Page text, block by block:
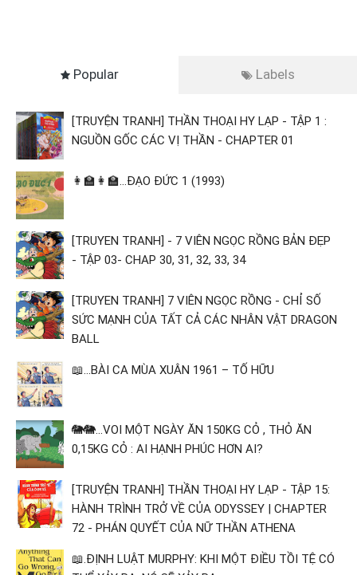
Popular Labels
[TRUYỆN TRANH] THẦN THOẠI HY LẠP - TẬP 1 :
NGUỒN GỐC CÁC VỊ THẦN - CHAPTER 01
👩‍🏫👩‍🏫...ĐẠO ĐỨC 1 (1993)
[TRUYEN TRANH] - 7 VIÊN NGỌC RỒNG BẢN ĐẸP
- TẬP 03- CHAP 30, 31, 32, 33, 34
[TRUYEN TRANH] 7 VIÊN NGỌC RỒNG - CHỈ SỐ
SỨC MẠNH CỦA TẤT CẢ CÁC NHÂN VẬT DRAGON
BALL
📖...BÀI CA MÙA XUÂN 1961 – TỐ HỮU
🐘🐘...VOI MỘT NGÀY ĂN 150KG CỎ , THỎ ĂN
0,15KG CỎ : AI HẠNH PHÚC HƠN AI?
[TRUYỆN TRANH] THẦN THOẠI HY LẠP - TẬP 15:
HÀNH TRÌNH TRỞ VỀ CỦA ODYSSEY | CHAPTER
72 - PHÁN QUYẾT CỦA NỮ THẦN ATHENA
📖.ĐỊNH LUẬT MURPHY: KHI MỘT ĐIỀU TỒI TỆ CÓ